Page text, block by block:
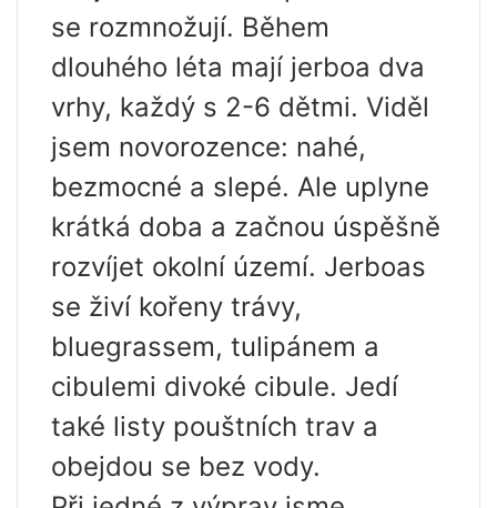
se rozmnožují. Během
dlouhého léta mají jerboa dva
vrhy, každý s 2-6 dětmi. Viděl
jsem novorozence: nahé,
bezmocné a slepé. Ale uplyne
krátká doba a začnou úspěšně
rozvíjet okolní území. Jerboas
se živí kořeny trávy,
bluegrassem, tulipánem a
cibulemi divoké cibule. Jedí
také listy pouštních trav a
obejdou se bez vody.